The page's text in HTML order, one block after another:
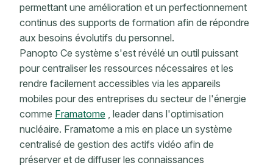
permettant une amélioration et un perfectionnement
continus des supports de formation afin de répondre
aux besoins évolutifs du personnel.
Panopto Ce système s'est révélé un outil puissant
pour centraliser les ressources nécessaires et les
rendre facilement accessibles via les appareils
mobiles pour des entreprises du secteur de l'énergie
comme Framatome , leader dans l'optimisation
nucléaire. Framatome a mis en place un système
centralisé de gestion des actifs vidéo afin de
préserver et de diffuser les connaissances